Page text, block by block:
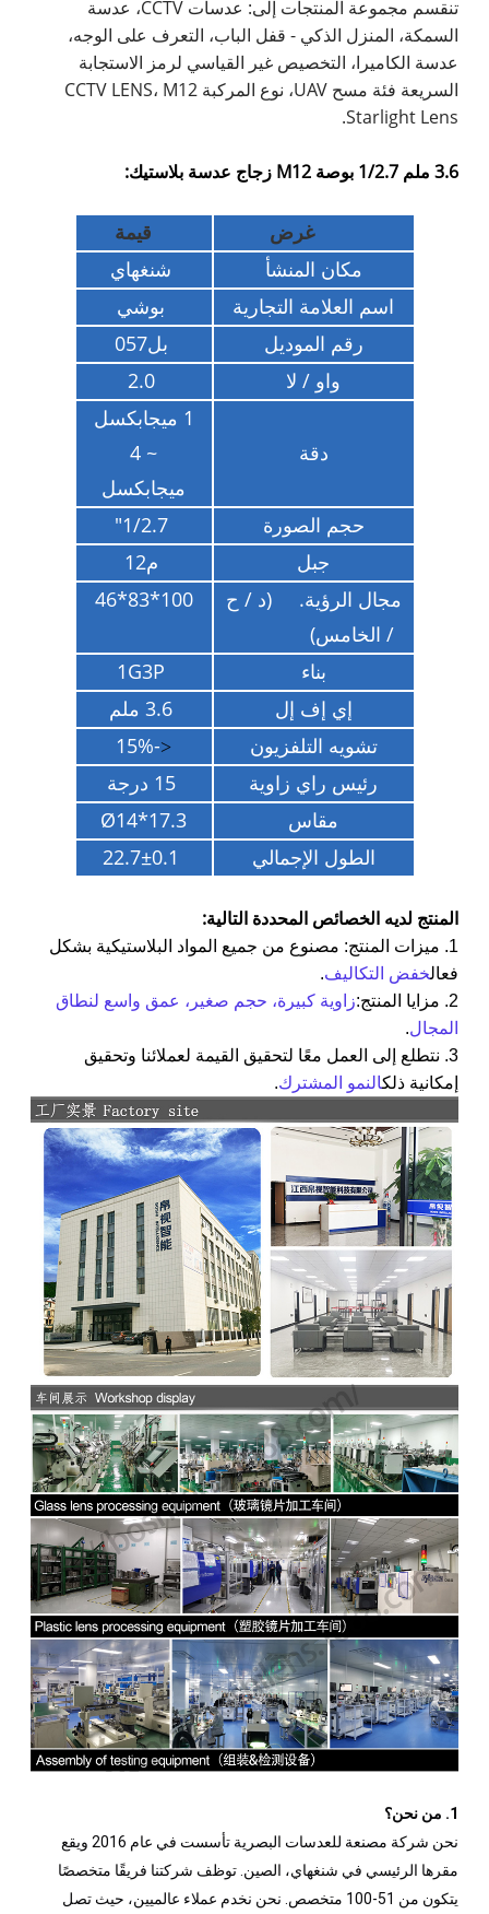
تنقسم مجموعة المنتجات إلى: عدسات CCTV، عدسة
السمكة، المنزل الذكي - قفل الباب، التعرف على الوجه،
عدسة الكاميرا، التخصيص غير القياسي لرمز الاستجابة
السريعة فئة مسح UAV، نوع المركبة CCTV LENS، M12
Starlight Lens.
3.6 ملم 1/2.7 بوصة M12 زجاج عدسة بلاستيك:
غرض
قيمة
مكان المنشأ
شنغهاي
اسم العلامة التجارية
بوشي
رقم الموديل
بل057
واو / لا
2.0
دقة
1 ميجابكسل
~ 4
ميجابكسل
حجم الصورة
1/2.7"
جبل
م12
مجال الرؤية. (د / ح
/ الخامس)
بناء
إي إف إل
تشويه التلفزيون
<
-15%
رئيس راي زاوية
15 درجة
مقاس
Ø14*17.3
الطول الإجمالي
المنتج لديه الخصائص المحددة التالية:
1. ميزات المنتج: مصنوع من جميع المواد البلاستيكية بشكل
فعالخفض التكاليف.
2. مزايا المنتج:
زاوية كبيرة، حجم صغير، عمق واسع لنطاق
المجال.
3. نتطلع إلى العمل معًا لتحقيق القيمة لعملائنا وتحقيق
إمكانية ذلكالنمو المشترك.
1. من نحن؟
نحن شركة مصنعة للعدسات البصرية تأسست في عام 2016 ويقع
مقرها الرئيسي في شنغهاي، الصين. توظف شركتنا فريقًا متخصصًا
يتكون من 51-100 متخصص. نحن نخدم عملاء عالميين، حيث تصل